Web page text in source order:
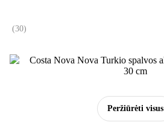
Peržiūrėti visus
(30)